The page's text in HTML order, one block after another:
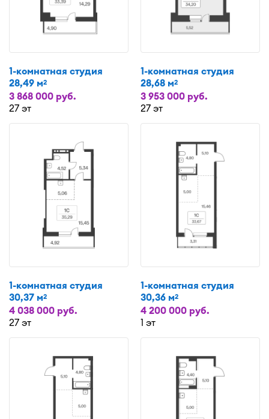
1-комнатная студия
28,49 м2
3 868 000 руб.
27 эт
1-комнатная студия
28,68 м2
3 953 000 руб.
27 эт
1-комнатная студия
30,37 м2
4 038 000 руб.
27 эт
1-комнатная студия
30,36 м2
4 200 000 руб.
1 эт